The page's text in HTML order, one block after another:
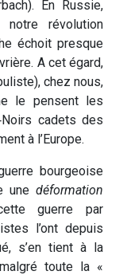
En Russie,
notre révolution
échoit presque
A cet égard,
chez nous,
le pensent les
cadets des
à l’Europe.
bourgeoise
une déformation
guerre par
l’ont depuis
s’en tient à la
toute la «